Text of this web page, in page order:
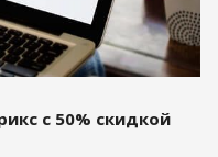
с 50% скидкой